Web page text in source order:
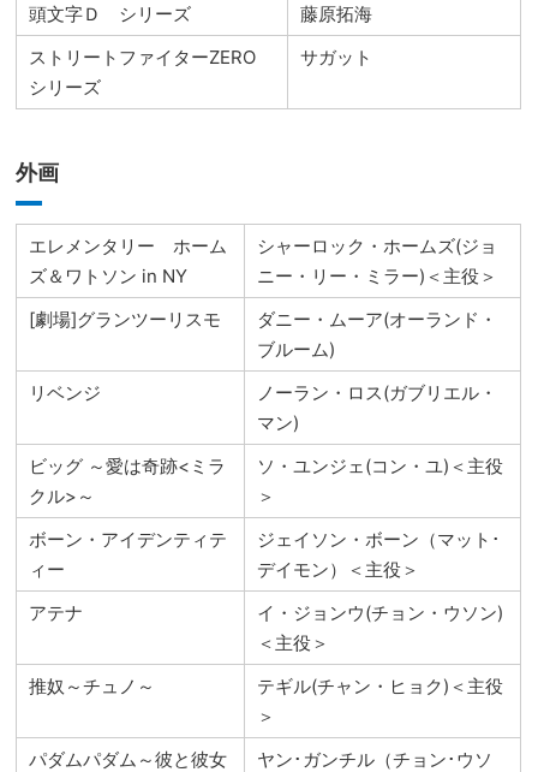
頭文字Ｄ シリーズ
藤原拓海
ストリートファイターZERO
シリーズ
サガット
外画
エレメンタリー ホーム
ズ＆ワトソン in NY
シャーロック・ホームズ(ジョ
ニー・リー・ミラー)＜主役＞
[劇場]グランツーリスモ
ダニー・ムーア(オーランド・
ブルーム)
リベンジ
ノーラン・ロス(ガブリエル・
マン)
ビッグ ～愛は奇跡<ミラ
クル>～
ソ・ユンジェ(コン・ユ)＜主役
＞
ボーン・アイデンティテ
ィー
ジェイソン・ボーン（マット･
デイモン）＜主役＞
アテナ
イ・ジョンウ(チョン・ウソン)
＜主役＞
推奴～チュノ～
テギル(チャン・ヒョク)＜主役
＞
パダムパダム～彼と彼女
ヤン･ガンチル（チョン･ウソ